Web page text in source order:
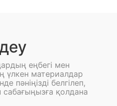
еңбегі мен
үлкен материалдар
пәніңізді белгілеп,
қолдана